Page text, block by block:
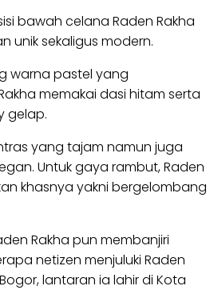
bawah celana Raden Rakha
unik sekaligus modern.
warna pastel yang
memakai dasi hitam serta
gelap.
yang tajam namun juga
Untuk gaya rambut, Raden
khasnya yakni bergelombang
Rakha pun membanjiri
netizen menjuluki Raden
lantaran ia lahir di Kota